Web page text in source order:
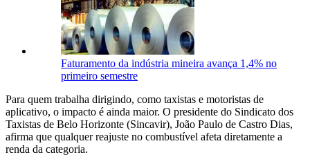
Faturamento da indústria mineira avança 1,4% no
primeiro semestre
Para quem trabalha dirigindo, como taxistas e motoristas de
aplicativo, o impacto é ainda maior. O presidente do Sindicato dos
Taxistas de Belo Horizonte (Sincavir), João Paulo de Castro Dias,
afirma que qualquer reajuste no combustível afeta diretamente a
renda da categoria.